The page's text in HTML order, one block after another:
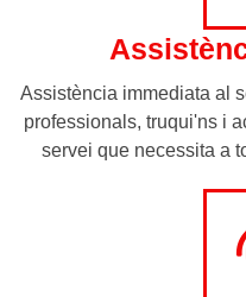
Assistència immediata al
professionals, truqui'ns i
servei que necessita a